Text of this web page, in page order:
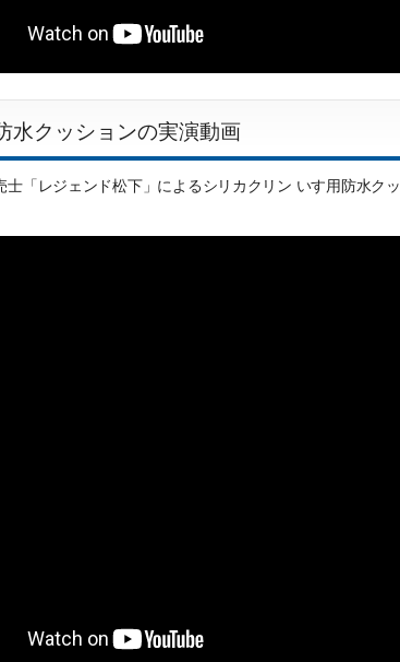
水クッションの実演動画
士「レジェンド松下」によるシリカクリン いす用防水クッ